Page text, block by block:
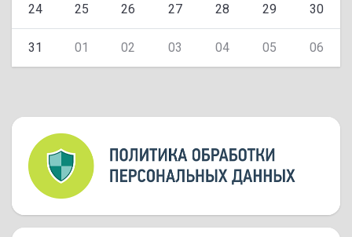
24 25 26 27 28 29 30
31 01 02 03 04 05 06